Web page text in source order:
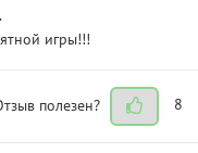
игры!!!
полезен? 8